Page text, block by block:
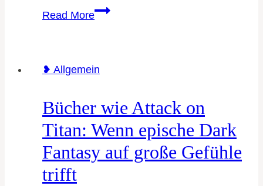
Read MoreCharaktervorstellung
❥ Allgemein
Bücher wie Attack on
Titan: Wenn epische Dark
Fantasy auf große Gefühle
trifft